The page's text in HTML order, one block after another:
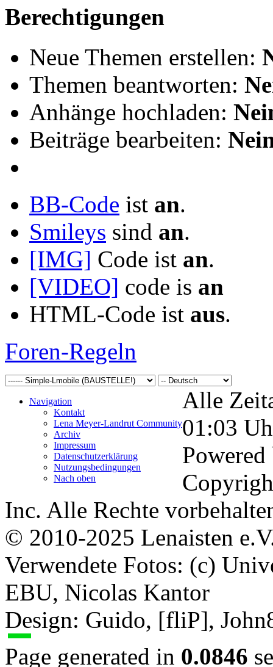
Berechtigungen
Neue Themen erstellen:
Themen beantworten:
Anhänge hochladen:
Beiträge bearbeiten:
BB-Code ist an.
Smileys sind an.
[IMG] Code ist an.
[VIDEO] code is an
HTML-Code ist aus.
Foren-Regeln
Navigation
Kontakt
Lena Meyer-Landrut Community
Archiv
Impressum
Datenschutzerklärung
Nutzungsbedingungen
Nach oben
Alle
01:03
Inc. Alle Rechte
© 2010-2025 Lenaisten
Verwendete Fotos: (c)
EBU, Nicolas Kantor
Design: Guido, [fliP],
Page generated in 0.0846